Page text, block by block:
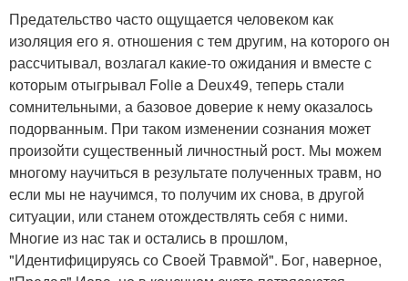
Предательство часто ощущается человеком как
изоляция его я. отношения с тем другим, на которого он
рассчитывал, возлагал какие-то ожидания и вместе с
которым отыгрывал Folie a Deux49, теперь стали
сомнительными, а базовое доверие к нему оказалось
подорванным. При таком изменении сознания может
произойти существенный личностный рост. Мы можем
многому научиться в результате полученных травм, но
если мы не научимся, то получим их снова, в другой
ситуации, или станем отождествлять себя с ними.
Многие из нас так и остались в прошлом,
"Идентифицируясь со Своей Травмой". Бог, наверное,